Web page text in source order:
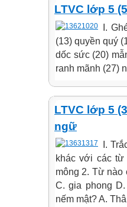
LTVC lớp 5
I.
(13) quyền quý
dốc sức (20)
ranh mãnh (27)
LTVC lớp 5
ngữ
I.
khác với các từ
mông 2. Từ nào
C. gia phong
nếm mật? A.